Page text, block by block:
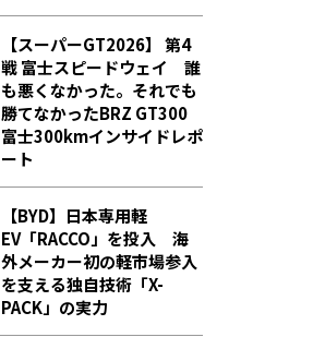
【スーパーGT2026】 第4
戦 富士スピードウェイ 誰
も悪くなかった。それでも
勝てなかった――BRZ GT300
富士300kmインサイドレポ
ート
【BYD】日本専用軽
EV「RACCO」を投入 海
外メーカー初の軽市場参入
を支える独自技術「X-
PACK」の実力